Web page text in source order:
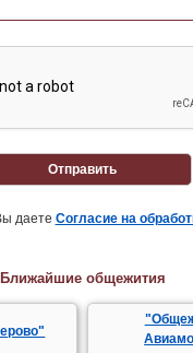
Отправить
даете Согласие на
Ближайшие общежития